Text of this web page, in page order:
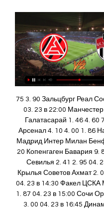
75 3. 90 Зальцбург Реал
03. 23 в 22:00
Галатасарай 1. 46 4. 60
Арсенал 4. 10 4. 00 1. 86
Мадрид Интер Милан
20 Копенгаген Бавария 9.
Севилья 2. 41 2. 95 04.
Крылья Советов Ахмат 2.
04. 23 в 14:30 Факел ЦСКА
1. 87 04. 23 в 15:00 Сочи
3. 00 04. 23 в 16:45